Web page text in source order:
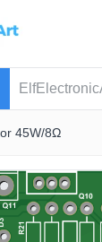
45W/8Ω